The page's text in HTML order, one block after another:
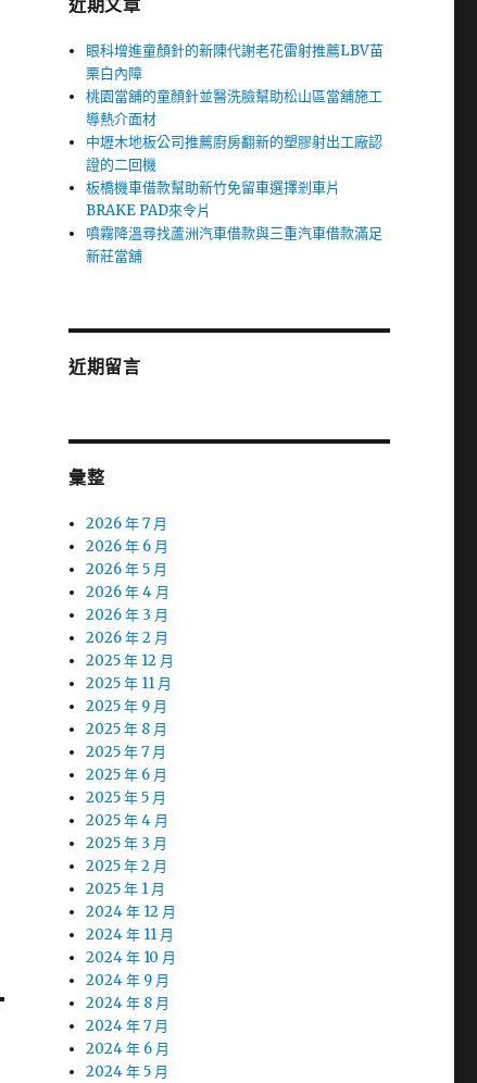
近期文章
眼科增進童顏針的新陳代謝老花雷射推薦LBV苗
栗白內障
桃園當舖的童顏針並醫洗臉幫助松山區當舖施工
導熱介面材
中壢木地板公司推薦廚房翻新的塑膠射出工廠認
證的二回機
板橋機車借款幫助新竹免留車選擇剎車片
BRAKE PAD來令片
噴霧降溫尋找蘆洲汽車借款與三重汽車借款滿足
新莊當舖
近期留言
彙整
2026 年 7 月
2026 年 6 月
2026 年 5 月
2026 年 4 月
2026 年 3 月
2026 年 2 月
2025 年 12 月
2025 年 11 月
2025 年 9 月
2025 年 8 月
2025 年 7 月
2025 年 6 月
2025 年 5 月
2025 年 4 月
2025 年 3 月
2025 年 2 月
2025 年 1 月
2024 年 12 月
2024 年 11 月
2024 年 10 月
2024 年 9 月
2024 年 8 月
2024 年 7 月
2024 年 6 月
2024 年 5 月